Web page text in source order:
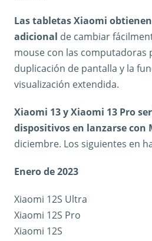
Las tabletas Xiaomi
adicional de cambiar
mouse con las computadoras
duplicación de pantalla y la
visualización extendida.
Xiaomi 13 y Xiaomi 13 Pro
dispositivos en lanzarse con
diciembre. Los siguientes en
Enero de 2023
Xiaomi 12S Ultra
Xiaomi 12S Pro
Xiaomi 12S